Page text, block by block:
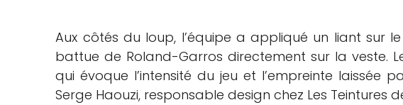
Aux côtés du loup, l’équipe a appliqué un liant sur
battue de Roland-Garros directement sur la veste.
qui évoque l’intensité du jeu et l’empreinte laissée
Serge Haouzi, responsable design chez Les Teintures